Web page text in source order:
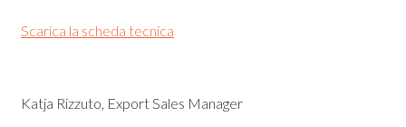
Scarica la scheda tecnica
Katja Rizzuto, Export Sales Manager